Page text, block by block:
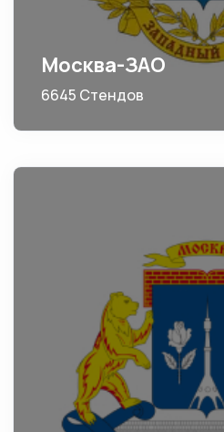
Москва-ЗАО
6645 Стендов